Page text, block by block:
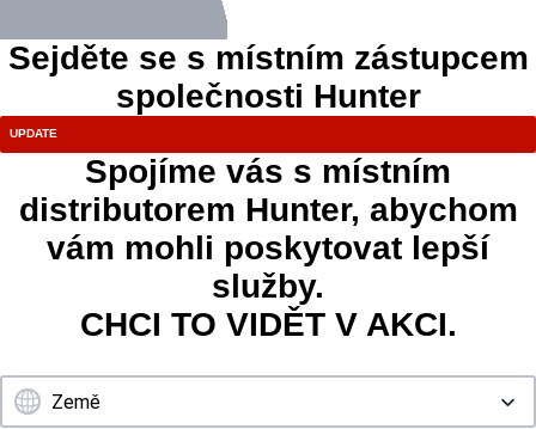
Sejděte se s místním zástupcem
společnosti Hunter
Spojíme vás s místním
distributorem Hunter, abychom
vám mohli poskytovat lepší
služby.
CHCI TO VIDĚT V AKCI.